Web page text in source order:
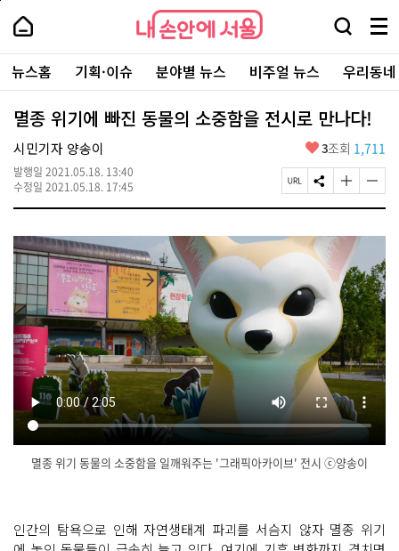
본
로
가
내
손
안
에
서
울
-
서
울
시
대
표
소
포
털
내
손
에
울
검
창
열
기
메
뉴
전
체
보
주
요
서
뉴스홈 기획·이슈 분야별 뉴스 비주얼 뉴스 우리동
멸종 위기에 빠진 동물의 소중함을 전시로 만나다!
시민기자 양송이
발행일 2021.05.18. 13:40
수정일 2021.05.18. 17:45
좋
요
3조회 1,711
페
이
U
R
복
사
S
N
공
유
하
기
글
자
기
크
게
변
경
하
기
글
자
기
게
변
경
하
기
멸종 위기 동물의 소중함을 일깨워주는 '그래픽아카이브' 전시 ⓒ양송이
인간의 탐욕으로 인해 자연생태계 파괴를 서슴지 않자 멸종 위기
페
상
단
로